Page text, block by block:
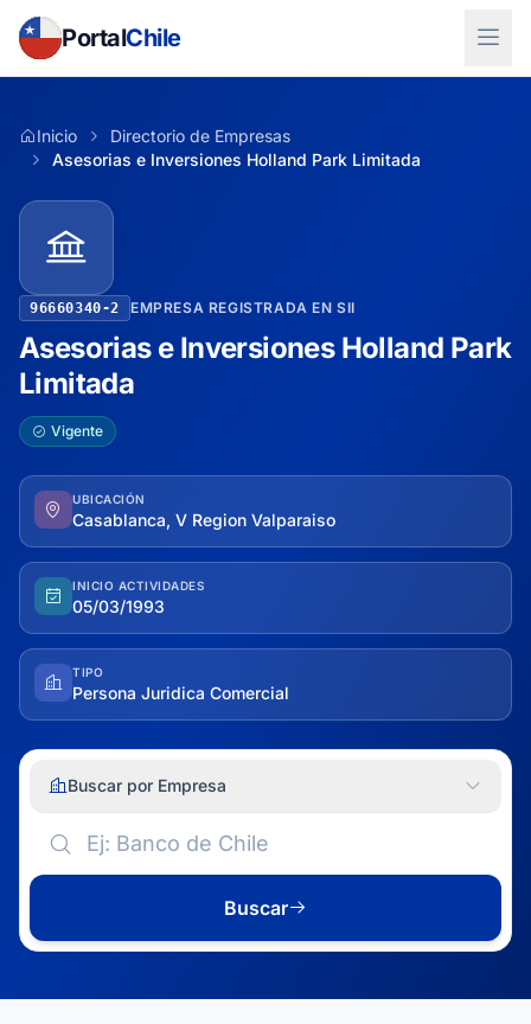
PortalChile
Inicio
Directorio de Empresas
Asesorias e Inversiones Holland Park Limitada
96660340-2 EMPRESA REGISTRADA EN SII
Asesorias e Inversiones Holland Park
Limitada
Vigente
UBICACIÓN
Casablanca, V Region Valparaiso
INICIO ACTIVIDADES
05/03/1993
TIPO
Persona Juridica Comercial
Buscar por Empresa
Buscar